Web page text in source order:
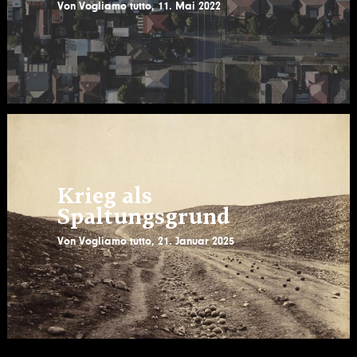
VonVogliamo tutto,11. Mai 2022
Krieg als
Spaltungsgrund
VonVogliamo tutto,21. Januar 2025